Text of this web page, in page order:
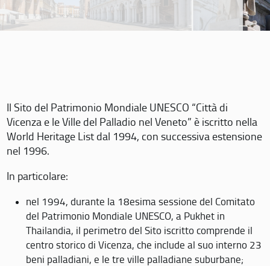
Il Sito del Patrimonio Mondiale UNESCO “Città di
Vicenza e le Ville del Palladio nel Veneto” è iscritto nella
World Heritage List dal 1994, con successiva estensione
nel 1996.
In particolare:
nel 1994, durante la 18esima sessione del Comitato
del Patrimonio Mondiale UNESCO, a Pukhet in
Thailandia, il perimetro del Sito iscritto comprende il
centro storico di Vicenza, che include al suo interno 23
beni palladiani, e le tre ville palladiane suburbane;